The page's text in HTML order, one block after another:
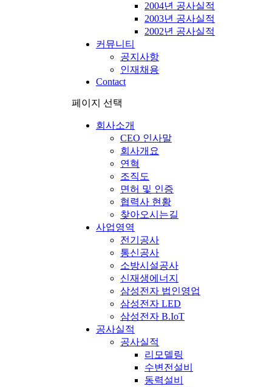
2004년 공사실적
2003년 공사실적
2002년 공사실적
커뮤니티
공지사항
인재채용
Contact
페이지 선택
회사소개
CEO 인사말
회사개요
연혁
조직도
면허 및 인증
협력사 현황
찾아오시는길
사업영역
전기공사
통신공사
소방시설공사
신재생에너지
삼성전자 법인영업
삼성전자 LED
삼성전자 B.IoT
공사실적
공사실적
리모델링
수변전설비
동력설비